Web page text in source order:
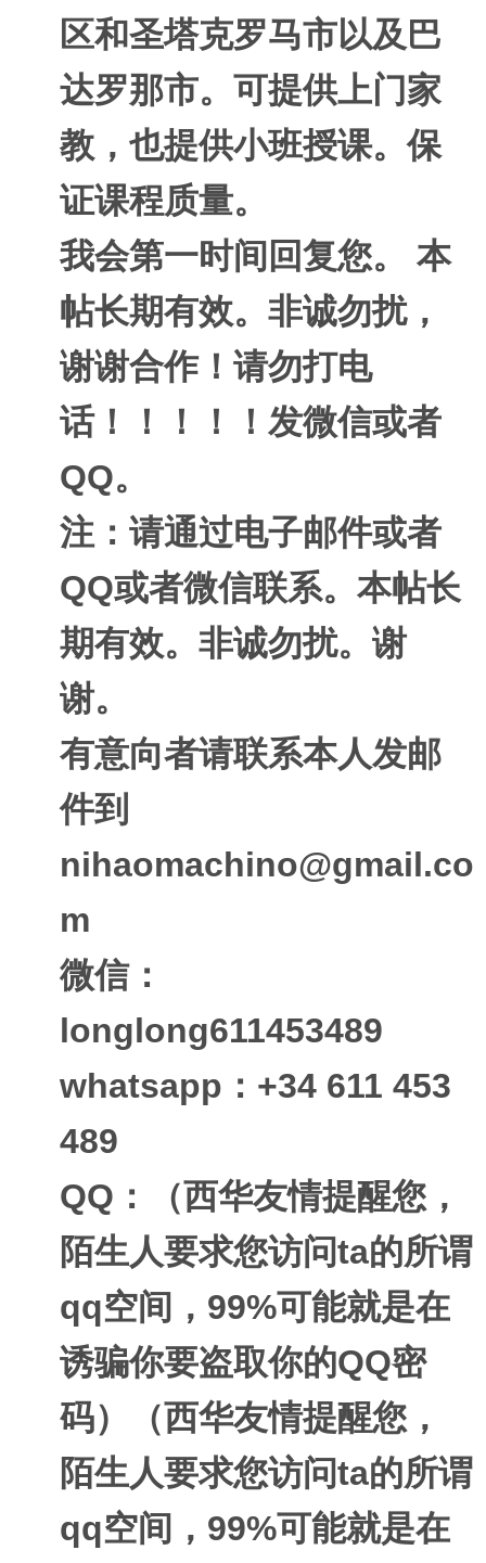
区和圣塔克罗马市以及巴
达罗那市。可提供上门家
教，也提供小班授课。保
证课程质量。
我会第一时间回复您。 本
帖长期有效。非诚勿扰，
谢谢合作！请勿打电
话！！！！！发微信或者
QQ。
注：请通过电子邮件或者
QQ或者微信联系。本帖长
期有效。非诚勿扰。谢
谢。
有意向者请联系本人发邮
件到
nihaomachino@gmail.co
m
微信：
longlong611453489
whatsapp：+34 611 453
489
QQ：（西华友情提醒您，
陌生人要求您访问ta的所谓
qq空间，99%可能就是在
诱骗你要盗取你的QQ密
码）（西华友情提醒您，
陌生人要求您访问ta的所谓
qq空间，99%可能就是在